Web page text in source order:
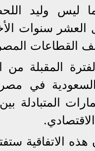
ليس وليد
القطاعات
المقبلة
السعودية في
المتبادلة
الاتفاقية